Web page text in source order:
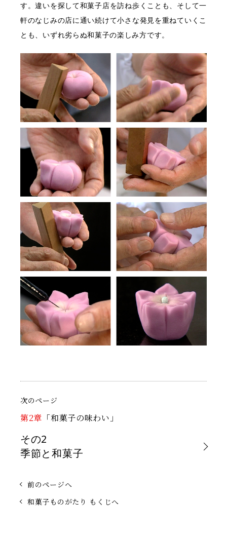
す。違いを探して和菓子店を訪ね歩くことも、そして一
軒のなじみの店に通い続けて小さな発見を重ねていくこ
とも、いずれ劣らぬ和菓子の楽しみ方です。
次のページ
第2章 「和菓子の味わい」
その2
季節と和菓子
前のページへ
和菓子ものがたり もくじへ